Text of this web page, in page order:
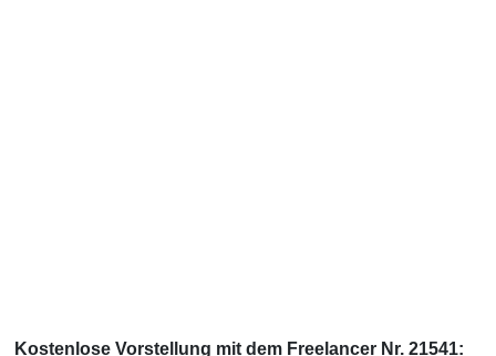
Kostenlose Vorstellung mit dem Freelancer Nr. 21541: